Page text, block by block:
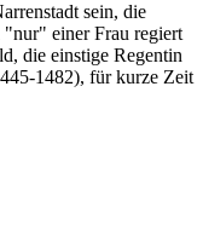
sein, die
"nur" einer Frau regiert
die einstige Regentin
1482), für kurze Zeit